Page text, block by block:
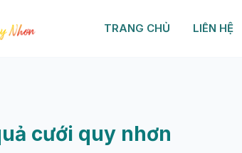
TRANG CHỦ LIÊN HỆ
cưới quy nhơn